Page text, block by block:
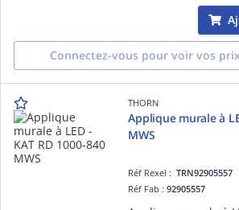
Connectez-vous pour voir vos
THORN
Applique murale à
MWS
Réf Rexel :TRN92905557
Réf Fab :92905557